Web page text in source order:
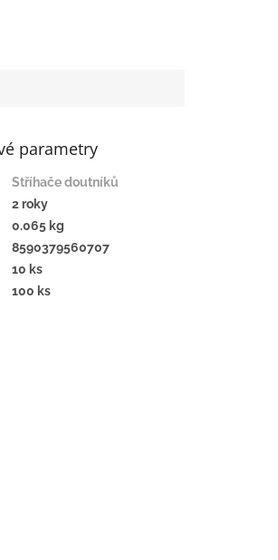
parametry
Stříhače doutníků
2 roky
0.065 kg
8590379560707
10 ks
100 ks